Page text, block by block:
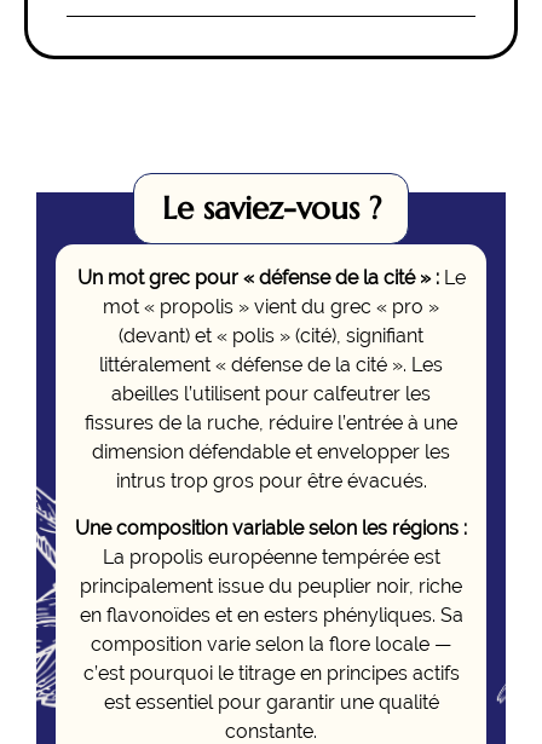
Le saviez-vous ?​​
Un mot grec pour « défense de la cité » :Le
mot « propolis » vient du grec « pro »
(devant) et « polis » (cité), signifiant
littéralement « défense de la cité ». Les
abeilles l’utilisent pour calfeutrer les
fissures de la ruche, réduire l’entrée à une
dimension défendable et envelopper les
intrus trop gros pour être évacués.
Une composition variable selon les régions :
La propolis européenne tempérée est
principalement issue du peuplier noir, riche
en flavonoïdes et en esters phényliques. Sa
composition varie selon la flore locale —
c’est pourquoi le titrage en principes actifs
est essentiel pour garantir une qualité
constante.